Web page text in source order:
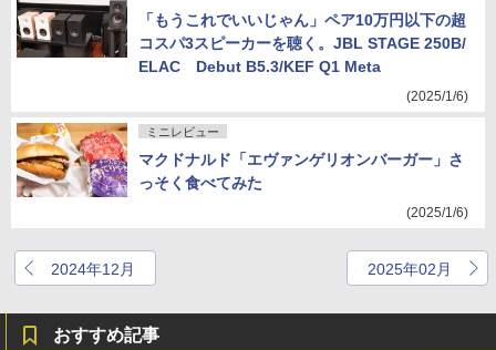
「もうこれでいいじゃん」ペア10万円以下の超
コスパ3スピーカーを聴く。JBL STAGE 250B/
ELAC Debut B5.3/KEF Q1 Meta
(2025/1/6)
ミニレビュー
マクドナルド「エヴァンゲリオンバーガー」さ
っそく食べてみた
(2025/1/6)
2024年12月 2025年02月
おすすめ記事